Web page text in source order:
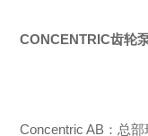
CONCENTRIC齿轮
Concentric AB：总